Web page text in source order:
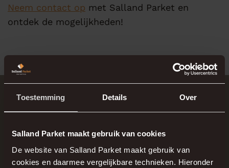
Toestemming Details Over
Salland Parket maakt gebruik van cookies
De website van Salland Parket maakt gebruik van
cookies en daarmee vergelijkbare technieken. Hieronder
Neem contact op met Salland Parket en
ontdek de mogelijkheden!